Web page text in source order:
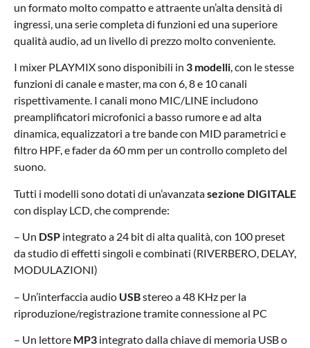
un formato molto compatto e attraente un’alta densità di
ingressi, una serie completa di funzioni ed una superiore
qualità audio, ad un livello di prezzo molto conveniente.
I mixer PLAYMIX sono disponibili in 3 modelli, con le stesse
funzioni di canale e master, ma con 6, 8 e 10 canali
rispettivamente. I canali mono MIC/LINE includono
preamplificatori microfonici a basso rumore e ad alta
dinamica, equalizzatori a tre bande con MID parametrici e
filtro HPF, e fader da 60 mm per un controllo completo del
suono.
Tutti i modelli sono dotati di un’avanzatasezione DIGITALE
con display LCD, che comprende:
– Un DSP integrato a 24 bit di alta qualità, con 100 preset
da studio di effetti singoli e combinati (RIVERBERO, DELAY,
MODULAZIONI)
– Un’interfaccia audio USBstereo a 48 KHz per la
riproduzione/registrazione tramite connessione al PC
– Un lettore MP3 integrato dalla chiave di memoria USB o